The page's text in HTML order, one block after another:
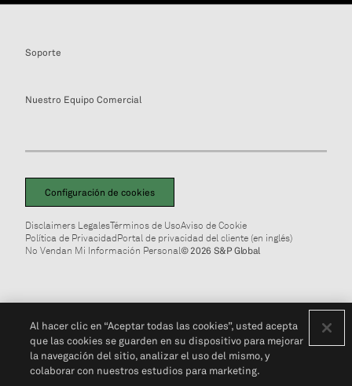
Soporte
Nuestro Equipo Comercial
Configuración de cookies
Disclaimers LegalesTérminos de UsoAviso de Cookie
Política de PrivacidadPortal de privacidad del cliente (en inglés)
No Vendan Mi Información Personal© 2026 S&P Global
Al hacer clic en “Aceptar todas las cookies”, usted acepta
que las cookies se guarden en su dispositivo para mejorar
la navegación del sitio, analizar el uso del mismo, y
colaborar con nuestros estudios para marketing.